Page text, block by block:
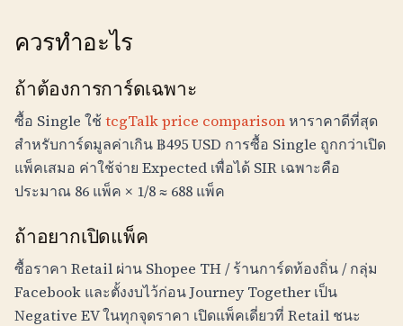
ควรทำอะไร
ถ้าต้องการการ์ดเฉพาะ
ซื้อ Single ใช้tcgTalk price comparisonหาราคาดีที่สุด
สำหรับการ์ดมูลค่าเกิน฿495USD การซื้อ Single ถูกกว่าเปิด
แพ็คเสมอ ค่าใช้จ่าย Expected เพื่อได้ SIR เฉพาะคือ
ประมาณ 86 แพ็ค × 1/8 ≈ 688 แพ็ค
ถ้าอยากเปิดแพ็ค
ซื้อราคา Retail ผ่าน Shopee TH / ร้านการ์ดท้องถิ่น / กลุ่ม
Facebook และตั้งงบไว้ก่อน Journey Together เป็น
Negative EV ในทุกจุดราคา เปิดแพ็คเดี่ยวที่ Retail ชนะ